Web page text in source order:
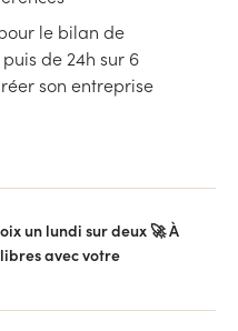
un lundi sur deux 🚀 À
avec votre
le bilan de
de 24h sur 6
son entreprise